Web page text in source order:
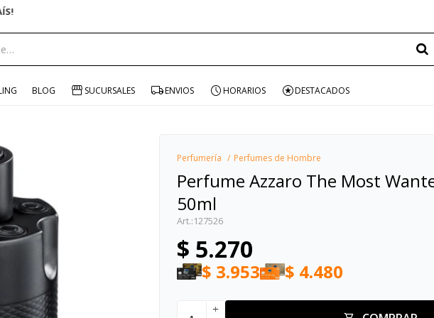
BLOG SUCURSALES ENVIOS HORARIOS DESTACADOS
Perfumería Perfumes de Hombre
Perfume Azzaro The Most
50ml
127526
$ 5.270
$ 3.953 $ 4.480
add